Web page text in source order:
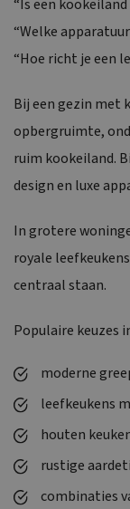
“Is een
“Welke
“Hoe richt je een
Bij een gezin met
opbergruimte,
ruim kookeiland.
design en luxe
In grotere
royale
centraal staan.
Populaire keuzes
moderne
leefkeukens
houten
rustige
combinaties